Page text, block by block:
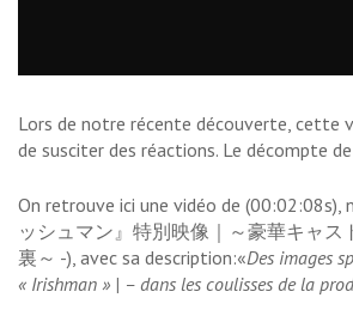
Lors de notre récente découverte, cette
de susciter des réactions. Le décompte
On retrouve ici une vidéo de (00:02:08s),
ッシュマン』特別映像｜～豪華キャス
裏～ -), avec sa description:«Des images
« Irishman » | – dans les coulisses de la